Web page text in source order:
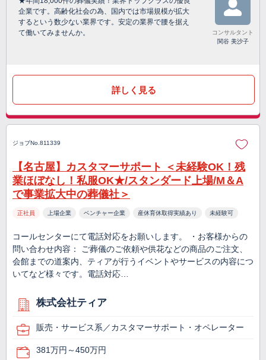
企業です。高齢化社会の為、国内では市場規模が拡大
するという数少ない業界です。安定の業界で腰を据え
て働いてみませんか。
コンサルタント
関谷 美沙子
詳しく見る
ジョブNo.811339
【名古屋】カスタマーサポート ＜未経験OK！残
業ほぼなし！私服OK★/スタンダード上場/M＆A
で事業拡大中の葬儀社＞
正社員 上場企業 ベンチャー企業 産休育休取得実績あり 未経験可
コールセンターにて電話対応をお願いします。 ・お客様からの
問い合わせ内容： ご葬儀のご依頼や供花などの商品のご注文、
会館までの道案内、ティアが行うイベントやサービスの内容につ
いてなど様々です。電話対応…
株式会社ティア
販売・サービス系／カスタマーサポート・オペレーター
381万円～450万円